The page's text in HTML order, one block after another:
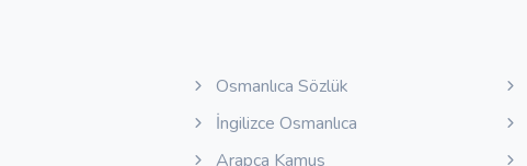
Osmanlıca Sözlük
İngilizce Osmanlıca
Arapça Kamus